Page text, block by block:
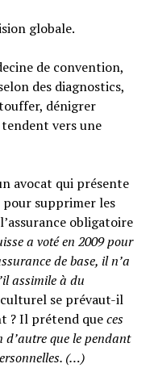
globale.
de convention,
des diagnostics,
dénigrer
vers une
avocat qui présente
pour supprimer les
obligatoire
a voté en 2009 pour
de base, il n’a
assimile à du
culturel se prévaut-il
? Il prétend queces
d’autre que le pendant
(…)